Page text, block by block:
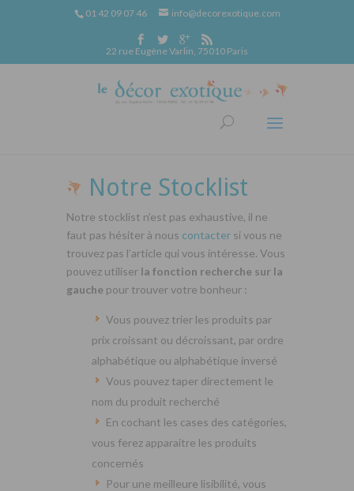
01 42 09 07 46 info@decorexotique.com
22 rue Eugène Varlin, 75010 Paris
Notre Stocklist
Notre stocklist n’est pas exhaustive, il ne
faut pas hésiter à nous contacter si vous ne
trouvez pas l’article qui vous intéresse. Vous
pouvez utiliser la fonction recherche sur la
gauche pour trouver votre bonheur :
Vous pouvez trier les produits par
prix croissant ou décroissant, par ordre
alphabétique ou alphabétique inversé
Vous pouvez taper directement le
nom du produit recherché
En cochant les cases des catégories,
vous ferez apparaitre les produits
concernés
Pour une meilleure lisibilité, vous